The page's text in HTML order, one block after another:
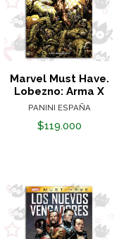
Marvel Must Have.
Lobezno: Arma X
PANINI ESPAÑA
$119.000